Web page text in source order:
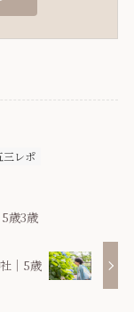
三レポ
歳3歳
｜5歳